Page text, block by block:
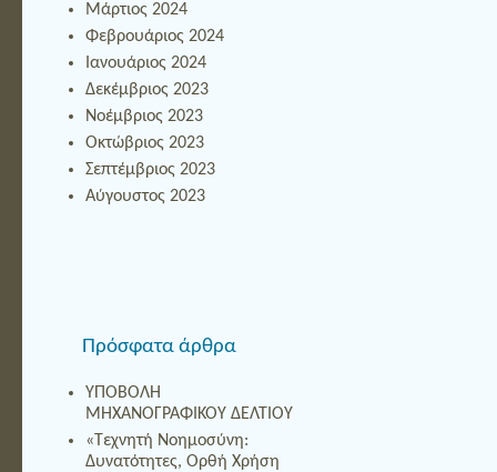
Μάρτιος 2024
Φεβρουάριος 2024
Ιανουάριος 2024
Δεκέμβριος 2023
Νοέμβριος 2023
Οκτώβριος 2023
Σεπτέμβριος 2023
Αύγουστος 2023
Πρόσφατα άρθρα
ΥΠΟΒΟΛΗ
ΜΗΧΑΝΟΓΡΑΦΙΚΟΥ ΔΕΛΤΙΟΥ
«Τεχνητή Νοημοσύνη:
Δυνατότητες, Ορθή Χρήση